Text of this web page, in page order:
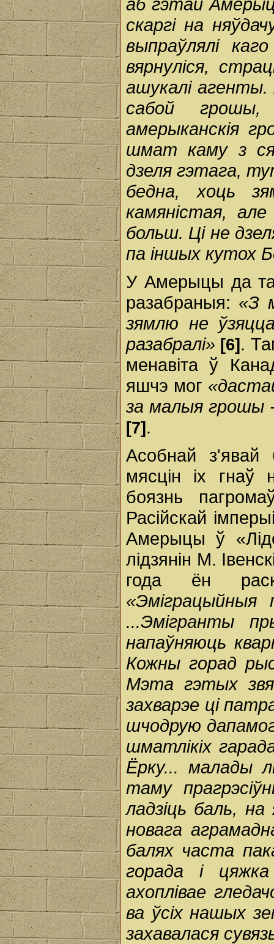
скаргі на
выпраўлялі
вярнуліся,
ашукалі
сабой
амерыканскія
шмат каму з
дзеля гэтага,
бедна, хоць
камяністая,
больш. Ці не
па іншых кутох
У Амерыцы да
разабраныя: «З
зямлю не
разабралі» [6] .
менавіта ў
яшчэ мог
за малыя грошы
[7] .
Асобнай з'явай
мясцін іх гнаў
боязнь
Расійскай
Амерыцы ў
лідзянін М.
года ён
...Эмігранты
напаўняюць
Кожны горад
Мэта гэтых
захварэе ці
шчодрую
шматлікіх
Ёрку... малады
таму
ладзіць баль, на
новага
балях часта
горада і
ахоплівае
ва ўсіх нашых
захавалася